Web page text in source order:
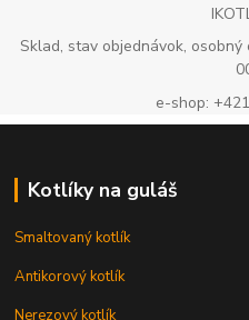
Sklad, stav objednávok,
e-shop:
Kotlíky na guláš
Smaltovaný kotlík
Antikorový kotlík
Nerezový kotlík